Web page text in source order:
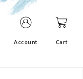
Account Cart